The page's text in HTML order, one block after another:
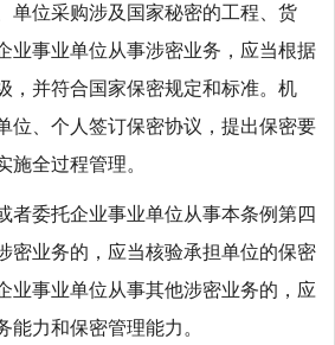
单位采购涉及国家秘密的工程、货
业事业单位从事涉密业务，应当根据
，并符合国家保密规定和标准。机
位、个人签订保密协议，提出保密要
施全过程管理。
者委托企业事业单位从事本条例第四
密业务的，应当核验承担单位的保密
业事业单位从事其他涉密业务的，应
能力和保密管理能力。